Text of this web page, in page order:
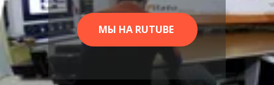
МЫ НА RUTUBE